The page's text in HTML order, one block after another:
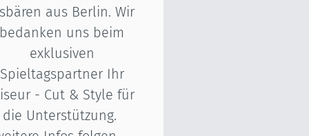
aus Berlin. Wir
bedanken uns beim
exklusiven
Spieltagspartner Ihr
- Cut & Style für
die Unterstützung.